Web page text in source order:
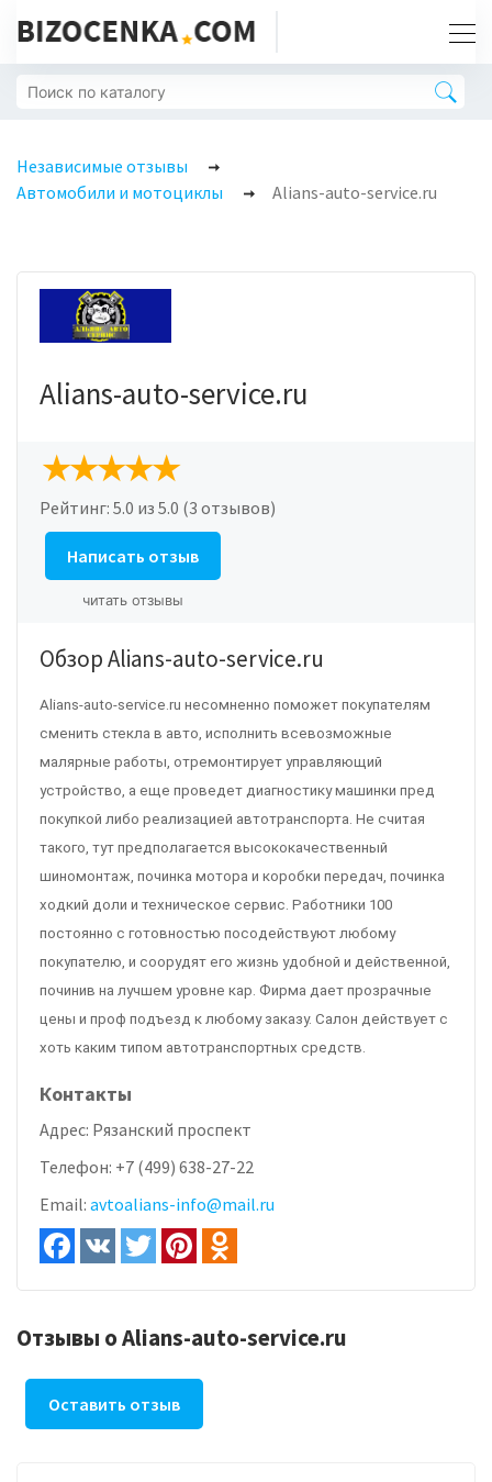
Независимые отзывы
Автомобили и мотоциклы
Alians-auto-service.ru
Alians-auto-service.ru
Рейтинг: 5.0 из 5.0 (3 отзывов)
Написать отзыв
читать отзывы
Обзор Alians-auto-service.ru
Alians-auto-service.ru несомненно поможет покупателям
сменить стекла в авто, исполнить всевозможные
малярные работы, отремонтирует управляющий
устройство, а еще проведет диагностику машинки пред
покупкой либо реализацией автотранспорта. Не считая
такого, тут предполагается высококачественный
шиномонтаж, починка мотора и коробки передач, починка
ходкий доли и техническое сервис. Работники 100
постоянно с готовностью посодействуют любому
покупателю, и соорудят его жизнь удобной и действенной,
починив на лучшем уровне кар. Фирма дает прозрачные
цены и проф подъезд к любому заказу. Салон действует с
хоть каким типом автотранспортных средств.
Контакты
Адрес: Рязанский проспект
Телефон: +7 (499) 638-27-22
Email: avtoalians-info@mail.ru
Отзывы о Alians-auto-service.ru
Оставить отзыв